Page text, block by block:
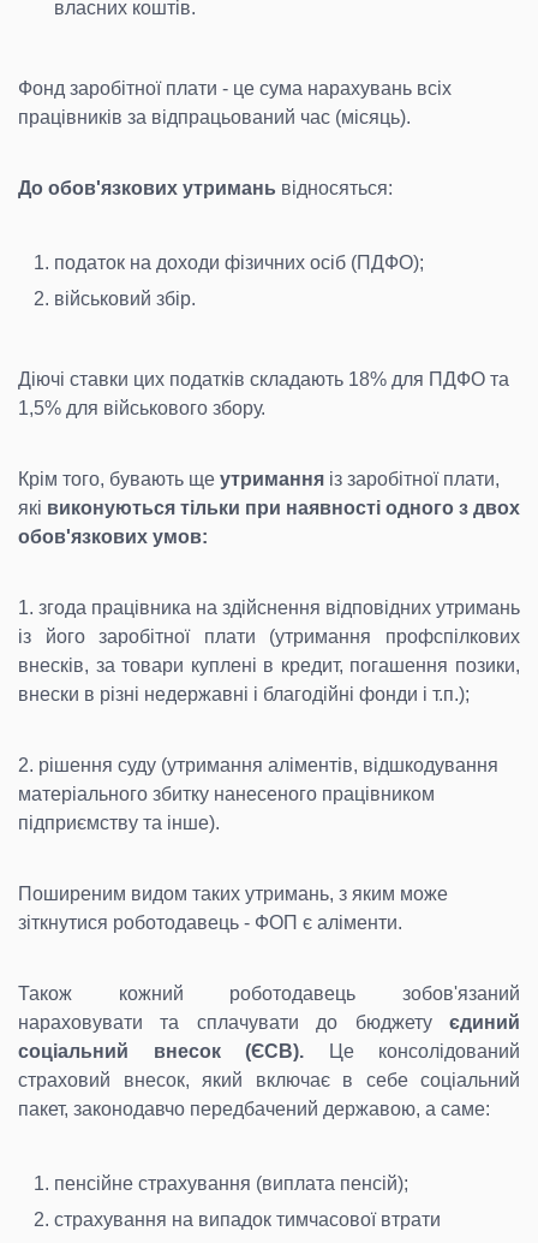
власних коштів.
Фонд заробітної плати - це сума нарахувань всіх
працівників за відпрацьований час (місяць).
До обов'язкових утримань відносяться:
податок на доходи фізичних осіб (ПДФО);
військовий збір.
Діючі ставки цих податків складають 18% для ПДФО та
1,5% для військового збору.
Крім того, бувають ще утримання із заробітної плати,
які виконуються тільки при наявності одного з двох
обов'язкових умов:
1. згода працівника на здійснення відповідних утримань
із його заробітної плати (утримання профспілкових
внесків, за товари куплені в кредит, погашення позики,
внески в різні недержавні і благодійні фонди і т.п.);
2. рішення суду (утримання аліментів, відшкодування
матеріального збитку нанесеного працівником
підприємству та інше).
Поширеним видом таких утримань, з яким може
зіткнутися роботодавець - ФОП є аліменти.
Також кожний роботодавець зобов'язаний
нараховувати та сплачувати до бюджету єдиний
соціальний внесок (ЄСВ). Це консолідований
страховий внесок, який включає в себе соціальний
пакет, законодавчо передбачений державою, а саме:
пенсійне страхування (виплата пенсій);
страхування на випадок тимчасової втрати